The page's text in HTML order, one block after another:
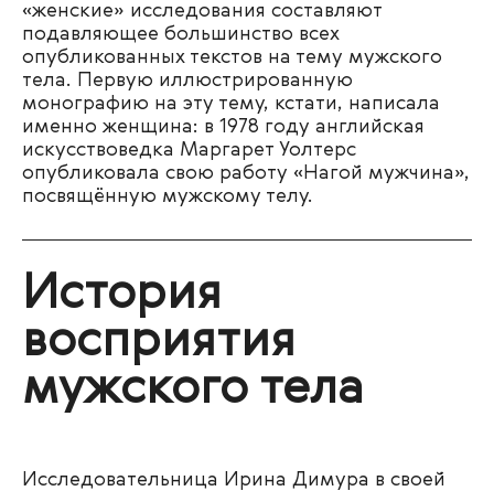
«женские» исследования составляют
подавляющее большинство всех
опубликованных текстов на тему мужского
тела. Первую иллюстрированную
монографию на эту тему, кстати, написала
именно женщина: в 1978 году английская
искусствоведка Маргарет Уолтерс
опубликовала свою работу «Нагой мужчина»,
посвящённую мужскому телу.
История
восприятия
мужского тела
Исследовательница Ирина Димура в своей